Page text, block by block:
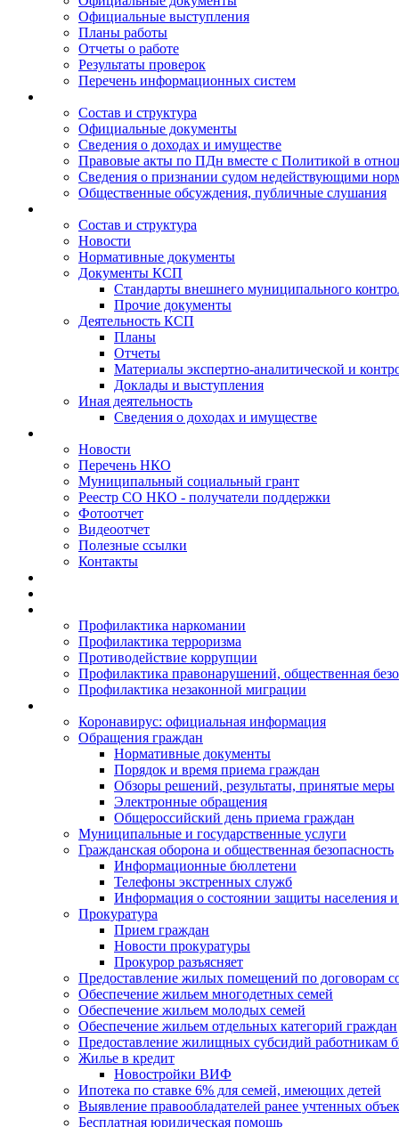
Официальные выступления
Планы работы
Отчеты о работе
Результаты проверок
Перечень информационных систем
Состав и структура
Официальные документы
Сведения о доходах и имуществе
Правовые акты по ПДн вместе с Политикой в
Сведения о признании судом недействующими
Общественные обсуждения, публичные слушания
Состав и структура
Новости
Нормативные документы
Документы КСП
Стандарты внешнего муниципального
Прочие документы
Деятельность КСП
Планы
Отчеты
Материалы экспертно-аналитической и
Доклады и выступления
Иная деятельность
Сведения о доходах и имуществе
Новости
Перечень НКО
Муниципальный социальный грант
Реестр СО НКО - получатели поддержки
Фотоотчет
Видеоотчет
Полезные ссылки
Контакты
Профилактика наркомании
Профилактика терроризма
Противодействие коррупции
Профилактика правонарушений, общественная
Профилактика незаконной миграции
Коронавирус: официальная информация
Обращения граждан
Нормативные документы
Порядок и время приема граждан
Обзоры решений, результаты, принятые меры
Электронные обращения
Общероссийский день приема граждан
Муниципальные и государственные услуги
Гражданская оборона и общественная безопасность
Информационные бюллетени
Телефоны экстренных служб
Информация о состоянии защиты населения
Прокуратура
Прием граждан
Новости прокуратуры
Прокурор разъясняет
Предоставление жилых помещений по договорам
Обеспечение жильем многодетных семей
Обеспечение жильем молодых семей
Обеспечение жильем отдельных категорий граждан
Предоставление жилищных субсидий работникам
Жилье в кредит
Новостройки ВИФ
Ипотека по ставке 6% для семей, имеющих детей
Выявление правообладателей ранее учтенных
Бесплатная юридическая помощь